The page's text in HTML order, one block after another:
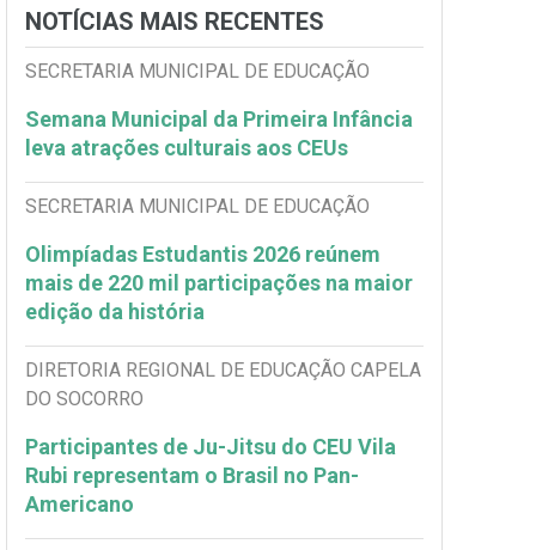
NOTÍCIAS MAIS RECENTES
SECRETARIA MUNICIPAL DE EDUCAÇÃO
Semana Municipal da Primeira Infância
leva atrações culturais aos CEUs
SECRETARIA MUNICIPAL DE EDUCAÇÃO
Olimpíadas Estudantis 2026 reúnem
mais de 220 mil participações na maior
edição da história
DIRETORIA REGIONAL DE EDUCAÇÃO CAPELA
DO SOCORRO
Participantes de Ju-Jitsu do CEU Vila
Rubi representam o Brasil no Pan-
Americano